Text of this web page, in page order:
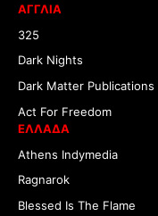
ΑΓΓΛΙΑ
325
Dark Nights
Dark Matter Publications
Act For Freedom
ΕΛΛΑΔΑ
Athens Indymedia
Ragnarok
Blessed Is The Flame